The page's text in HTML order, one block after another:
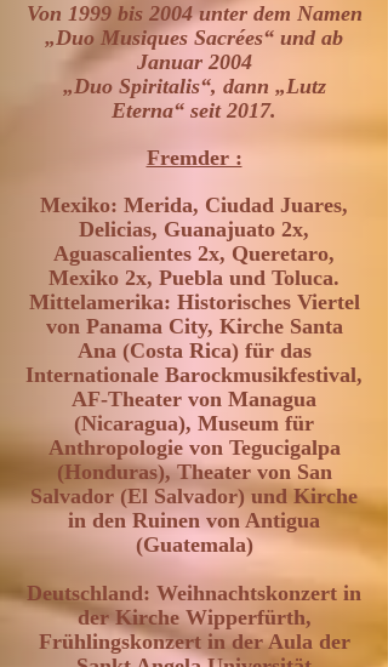
Von 1999 bis 2004 unter dem Namen
„Duo Musiques Sacrées“ und ab
Januar 2004
„Duo Spiritalis“, dann „Lutz
Eterna“ seit 2017.
Fremder :
Mexiko: Merida, Ciudad Juares,
Delicias, Guanajuato 2x,
Aguascalientes 2x, Queretaro,
Mexiko 2x, Puebla und Toluca.
Mittelamerika: Historisches Viertel
von Panama City, Kirche Santa
Ana (Costa Rica) für das
Internationale Barockmusikfestival,
AF-Theater von Managua
(Nicaragua), Museum für
Anthropologie von Tegucigalpa
(Honduras), Theater von San
Salvador (El Salvador) und Kirche
in den Ruinen von Antigua
(Guatemala)
Deutschland: Weihnachtskonzert in
der Kirche Wipperfürth,
Frühlingskonzert in der Aula der